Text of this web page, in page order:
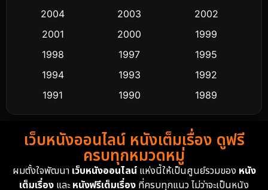
Cult Film
Dance เต้น
Detective สืบสวน
Detective สืบสวน
Disney+ 4
2004
2003
2002
2001
2000
1999
1998
1997
1995
1994
1993
1992
1991
1990
1989
1988
1986
1985
1983
1982
1981
1974
1962
เว็บหนังออนไลน์ หนังเต็มเรื่อง ดูฟรี
ครบทุกหมวดหมู่
ผมตั้งใจพัฒนา เว็บหนังออนไลน์แห่งนี้ให้เป็นศูนย์รวมของ หนัง
เต็มเรื่อง และหนังฟรีเต็มเรื่อง ที่ครบทุกแนว ไม่ว่าจะเป็นหนัง